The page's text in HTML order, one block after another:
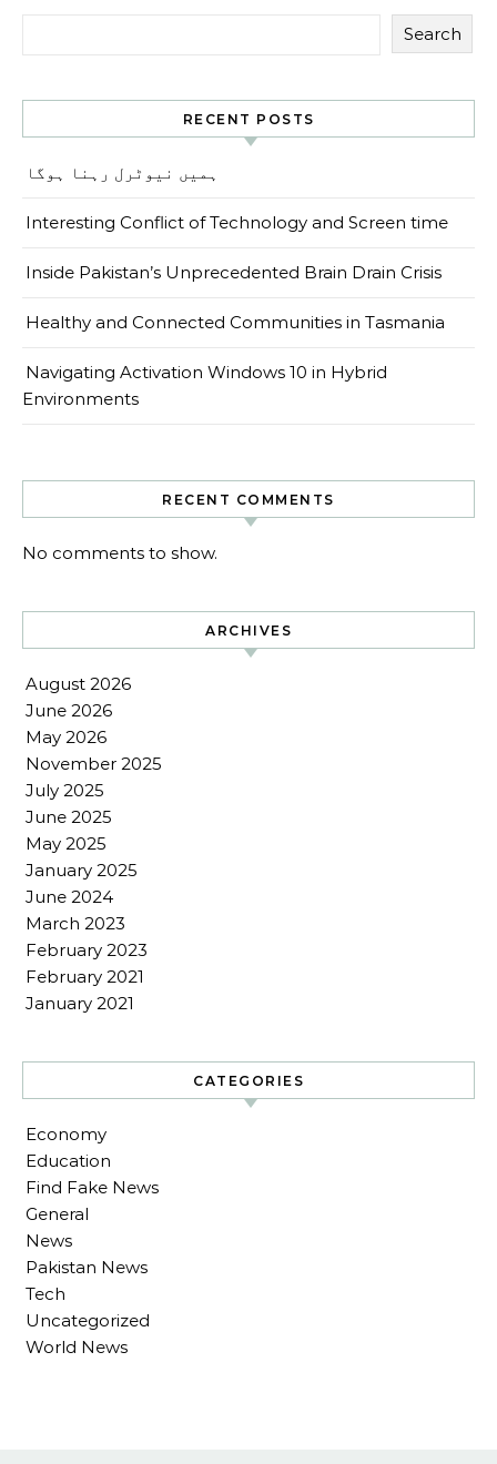
Search
RECENT POSTS
ہمیں نیوٹرل رہنا ہوگا
Interesting Conflict of Technology and Screen time
Inside Pakistan’s Unprecedented Brain Drain Crisis
Healthy and Connected Communities in Tasmania
Navigating Activation Windows 10 in Hybrid
Environments
RECENT COMMENTS
No comments to show.
ARCHIVES
August 2026
June 2026
May 2026
November 2025
July 2025
June 2025
May 2025
January 2025
June 2024
March 2023
February 2023
February 2021
January 2021
CATEGORIES
Economy
Education
Find Fake News
General
News
Pakistan News
Tech
Uncategorized
World News